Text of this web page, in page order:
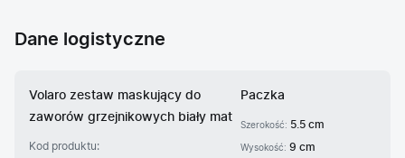
Dane logistyczne
Volaro zestaw maskujący do
zaworów grzejnikowych biały mat
Kod produktu:
Paczka
Szerokość: 5.5 cm
Wysokość:9 cm